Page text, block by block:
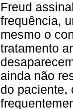
Freud
frequência,
mesmo o
tratamento
ainda não
do paciente,